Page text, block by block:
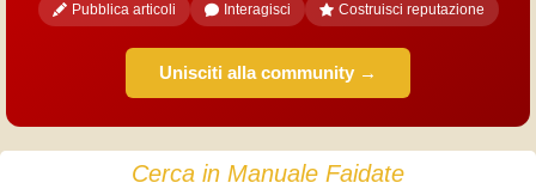
Pubblica articoli Interagisci Costruisci reputazione
Unisciti alla community →
Cerca in Manuale Faidate